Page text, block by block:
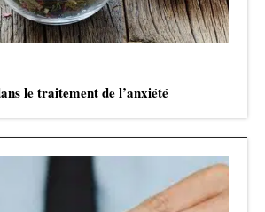
le traitement de l’anxiété